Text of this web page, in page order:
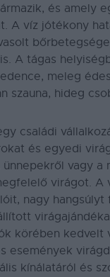
és amely
A víz jótékony
A tágas
meleg
szauna, hideg
családi
és egyedi
vagy a
virágot. A
nagy
körében kedvelt
események
kínálatáról és